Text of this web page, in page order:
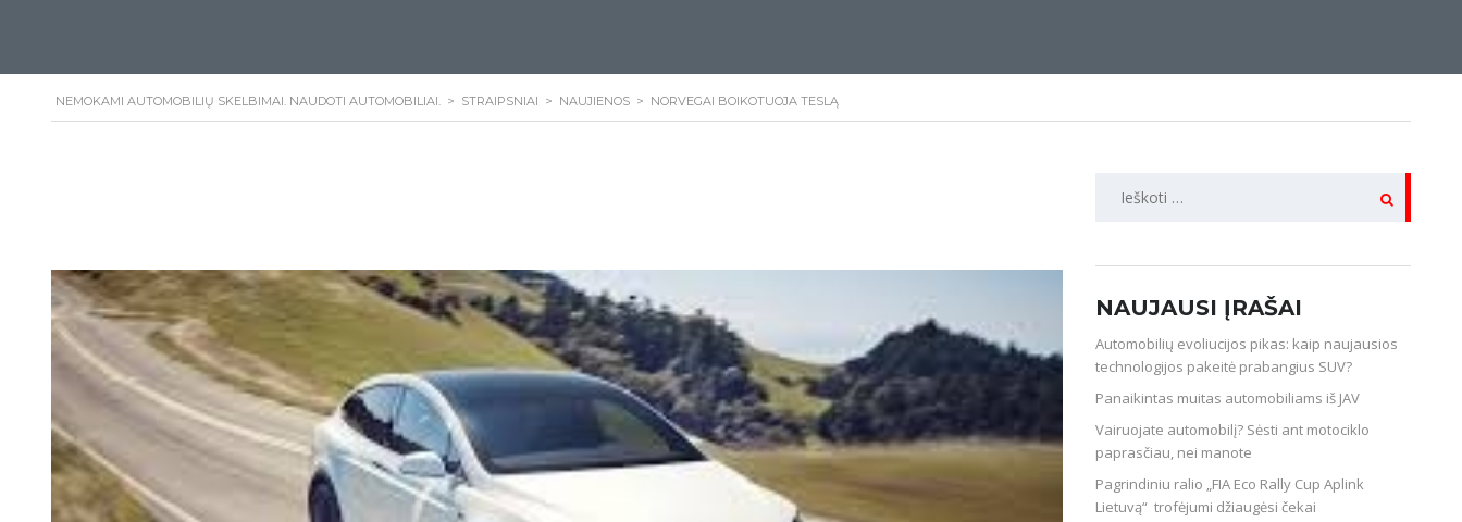
NEMOKAMI AUTOMOBILIŲ SKELBIMAI. NAUDOTI AUTOMOBILIAI. > STRAIPSNIAI > NAUJIENOS > NORVEGAI BOIKOTUOJA TESLĄ
IEŠKOTI:
NAUJAUSI ĮRAŠAI
Automobilių evoliucijos pikas: kaip naujausios
technologijos pakeitė prabangius SUV?
Panaikintas muitas automobiliams iš JAV
Vairuojate automobilį? Sėsti ant motociklo
paprasčiau, nei manote
Pagrindiniu ralio „FIA Eco Rally Cup Aplink
Lietuvą“ trofėjumi džiaugėsi čekai